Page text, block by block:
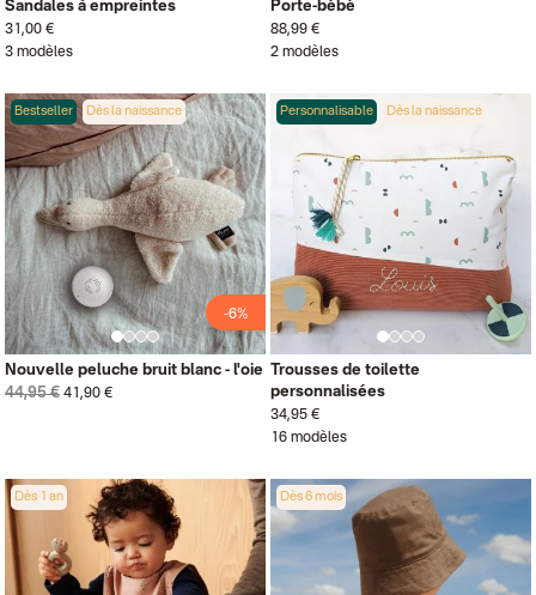
Sandales à empreintes
31,00 €
3 modèles
Porte-bébé
88,99 €
2 modèles
Dès la naissance
Bestseller
-6%
Nouvelle peluche bruit blanc - l'oie
44,95 € 41,90 €
Dès la naissance
Personnalisable
Trousses de toilette
personnalisées
34,95 €
16 modèles
Dès 1 an Dès 6 mois